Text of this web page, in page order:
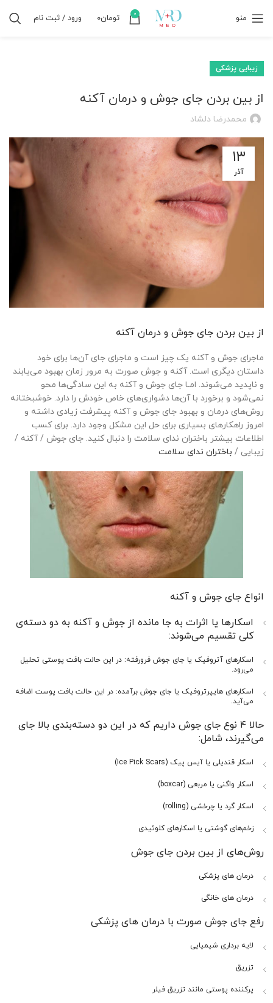
منو 0 تومان۰ ورود / ثبت نام
زیبایی پزشکی
از بین بردن جای جوش و درمان آکنه
محمدرضا دلشاد
۱۳
آذر
از بین بردن جای جوش و درمان آکنه
ماجرای جوش و آکنه یک چیز است و ماجرای جای آن‌ها برای خود
داستان دیگری است. آکنه‌ و جوش صورت به مرور زمان بهبود می‌یابند
و ناپدید می‌شوند. امـا جای جوش و آکنه به این سادگی‌ها محو
نمی‌شود و برخورد با آن‌ها دشواری‌های خاص خودش را دارد. خوشبختانه
روش‌های درمان و بهبود جای جوش و آکنه پیشرفت زیادی داشته و
امروز راهکارهای بسیاری برای حل این مشکل وجود دارد. برای کسب
اطلاعات بیشتر باختران ندای سلامت را دنبال کنید. جای جوش / آکنه /
زیبایی / باختران ندای سلامت
انواع جای جوش و آکنه
اسکارها یا اثرات به جا مانده از جوش و آکنه به دو دسته‌ی
کلی تقسیم می‌شوند:
اسکارهای آتروفیک یا جای جوش فرورفته: در این حالت بافت پوستی تحلیل
می‌رود.
اسکارهای هایپرتروفیک یا جای جوش برآمده: در این حالت بافت پوست اضافه
می‌آید.
حالا ۴ نوع جای جوش داریم که در این دو دسته‌بندی بالا جای
می‌گیرند، شامل:
اسکار قندیلی یا آیس پیک (Ice Pick Scars)
اسکار واگنی یا مربعی (boxcar)
اسکار گرد یا چرخشی (rolling)
زخم‌های گوشتی یا اسکارهای کلوئیدی
روش‌های از بین بردن جای جوش
درمان های پزشکی
درمان های خانگی
رفع جای جوش صورت با درمان های پزشکی
لایه برداری شیمیایی
تزریق
پرکننده پوستی مانند تزریق فیلر